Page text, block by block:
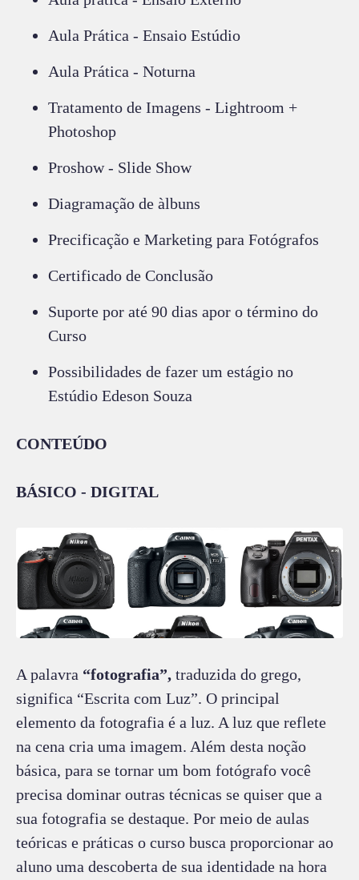
Aula Prática - Ensaio Estúdio
Aula Prática - Noturna
Tratamento de Imagens - Lightroom +
Photoshop
Proshow - Slide Show
Diagramação de àlbuns
Precificação e Marketing para Fotógrafos
Certificado de Conclusão
Suporte por até 90 dias apor o término do
Curso
Possibilidades de fazer um estágio no
Estúdio Edeson Souza
CONTEÚDO
BÁSICO - DIGITAL
A palavra “fotografia”, traduzida do grego,
significa “Escrita com Luz”. O principal
elemento da fotografia é a luz. A luz que reflete
na cena cria uma imagem. Além desta noção
básica, para se tornar um bom fotógrafo você
precisa dominar outras técnicas se quiser que a
sua fotografia se destaque. Por meio de aulas
teóricas e práticas o curso busca proporcionar ao
aluno uma descoberta de sua identidade na hora